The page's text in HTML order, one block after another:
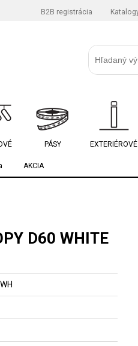
B2B registrácia
PÁSY EXTERIÉROVÉ
AKCIA
D60 WHITE